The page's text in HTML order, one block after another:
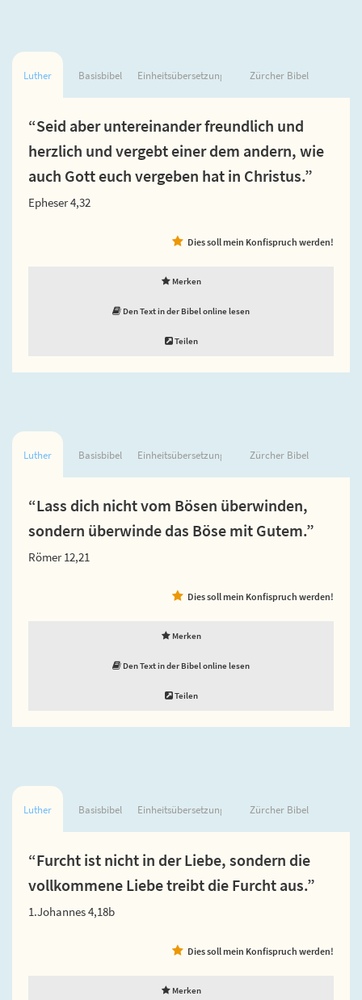
Luther Basisbibel Einheitsübersetzung Zürcher Bibel
“Seid aber untereinander freundlich und
herzlich und vergebt einer dem andern, wie
auch Gott euch vergeben hat in Christus.”
Epheser 4,32
Dies soll mein Konfispruch werden!
Merken
Den Text in der Bibel online lesen
Teilen
Luther Basisbibel Einheitsübersetzung Zürcher Bibel
“Lass dich nicht vom Bösen überwinden,
sondern überwinde das Böse mit Gutem.”
Römer 12,21
Dies soll mein Konfispruch werden!
Merken
Den Text in der Bibel online lesen
Teilen
Luther Basisbibel Einheitsübersetzung Zürcher Bibel
“Furcht ist nicht in der Liebe, sondern die
vollkommene Liebe treibt die Furcht aus.”
1.Johannes 4,18b
Dies soll mein Konfispruch werden!
Merken